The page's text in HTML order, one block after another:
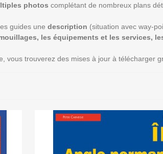
photos complétant de nombreux plans
guides une description (situation avec way-
les équipements et les services,
vous trouverez des mises à jour à télécharger